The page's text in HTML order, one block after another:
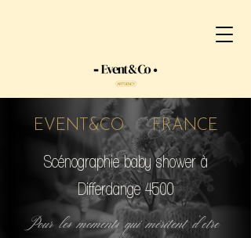
EVENT&CO FRANCE
Scénographie baby shower à
Differdange 4500
Pour les moments qui méritent d'etre